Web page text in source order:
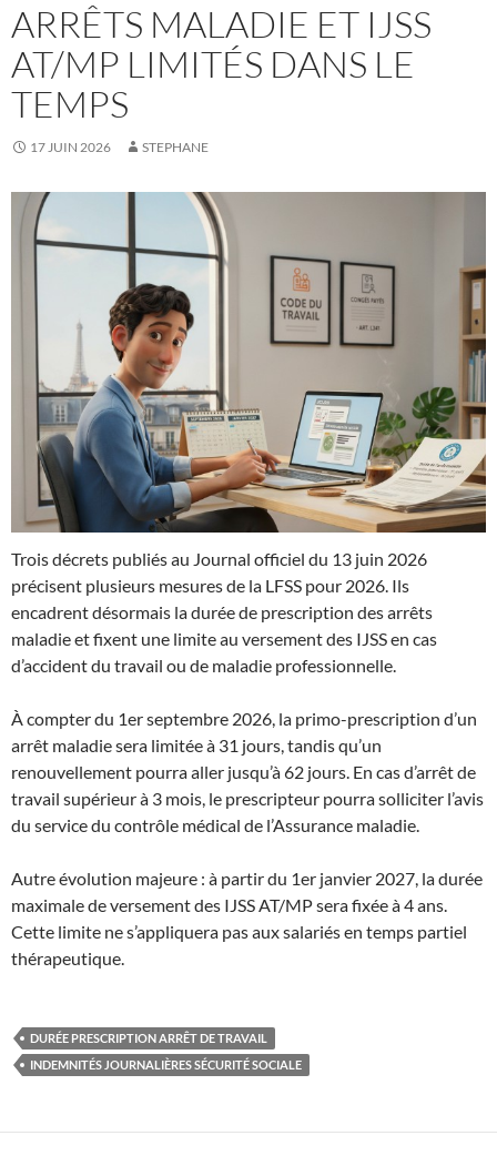
ARRÊTS MALADIE ET IJSS
AT/MP LIMITÉS DANS LE
TEMPS
17 JUIN 2026 STEPHANE
Trois décrets publiés au Journal officiel du 13 juin 2026
précisent plusieurs mesures de la LFSS pour 2026. Ils
encadrent désormais la durée de prescription des arrêts
maladie et fixent une limite au versement des IJSS en cas
d’accident du travail ou de maladie professionnelle.
À compter du 1er septembre 2026, la primo-prescription d’un
arrêt maladie sera limitée à 31 jours, tandis qu’un
renouvellement pourra aller jusqu’à 62 jours. En cas d’arrêt de
travail supérieur à 3 mois, le prescripteur pourra solliciter l’avis
du service du contrôle médical de l’Assurance maladie.
Autre évolution majeure : à partir du 1er janvier 2027, la durée
maximale de versement des IJSS AT/MP sera fixée à 4 ans.
Cette limite ne s’appliquera pas aux salariés en temps partiel
thérapeutique.
DURÉE PRESCRIPTION ARRÊT DE TRAVAIL
INDEMNITÉS JOURNALIÈRES SÉCURITÉ SOCIALE